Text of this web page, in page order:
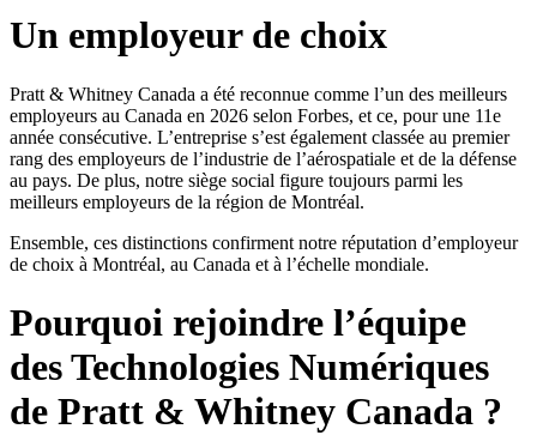
Un employeur de choix
Pratt & Whitney Canada a été reconnue comme l’un des meilleurs
employeurs au Canada en 2026 selon Forbes, et ce, pour une 11e
année consécutive. L’entreprise s’est également classée au premier
rang des employeurs de l’industrie de l’aérospatiale et de la défense
au pays. De plus, notre siège social figure toujours parmi les
meilleurs employeurs de la région de Montréal.
Ensemble, ces distinctions confirment notre réputation d’employeur
de choix à Montréal, au Canada et à l’échelle mondiale.
Pourquoi rejoindre l’équipe
des Technologies Numériques
de Pratt & Whitney Canada ?